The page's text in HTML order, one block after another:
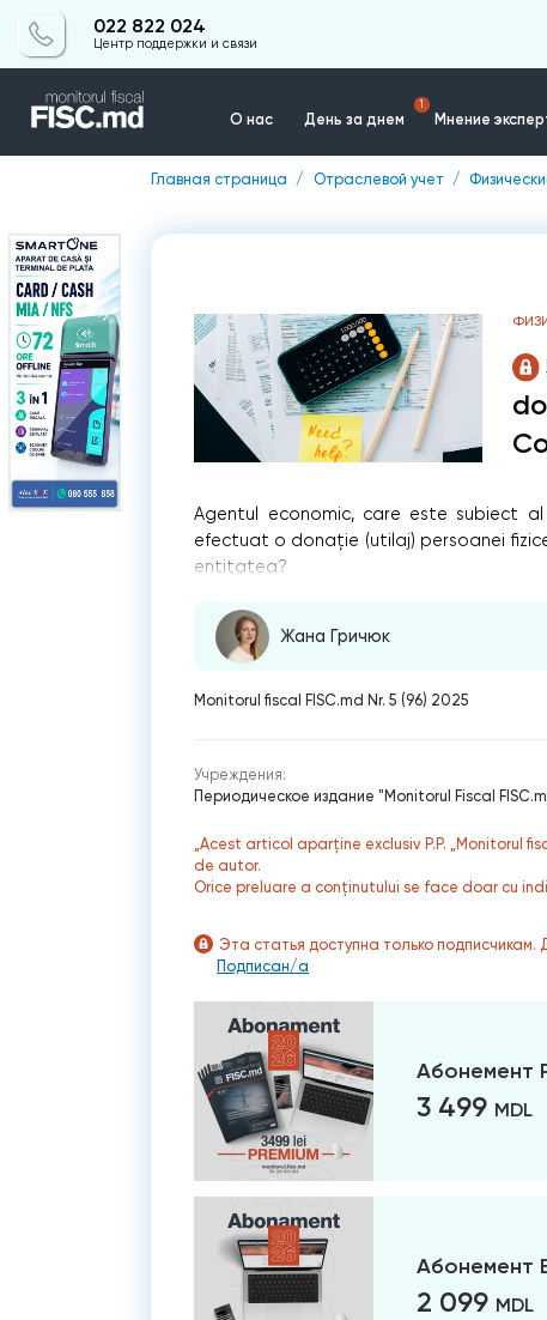
022 822 024
Центр поддержки и связи
О нас День за днем
1
Мнение
Главная страница Отраслевой учет
Agentul economic, care este subiect al
efectuat o donație (utilaj) persoanei
entitatea?
Жана Гричюк
Monitorul fiscal FISC.md Nr. 5 (96) 2025
Учреждения:
Периодическое издание "Monitorul Fiscal
„Acest articol aparține exclusiv P.P. „Monitorul
de autor.
Orice preluare a conținutului se face doar cu
Эта статья доступна только
Подписан/а
Абонемент
3 499 MDL
Абонемент
2 099 MDL